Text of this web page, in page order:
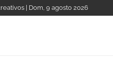
| Dom, 9 agosto 2026